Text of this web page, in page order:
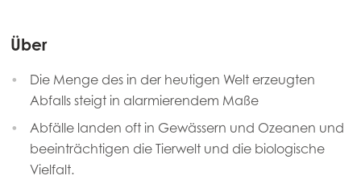
Über
Die Menge des in der heutigen Welt erzeugten
Abfalls steigt in alarmierendem Maße
Abfälle landen oft in Gewässern und Ozeanen und
beeinträchtigen die Tierwelt und die biologische
Vielfalt.